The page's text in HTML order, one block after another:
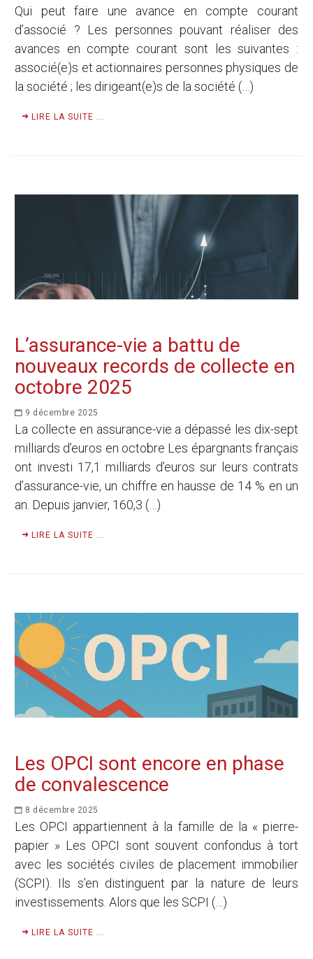
Qui peut faire une avance en compte courant
d’associé ? Les personnes pouvant réaliser des
avances en compte courant sont les suivantes :
associé(e)s et actionnaires personnes physiques de
la société ; les dirigeant(e)s de la société (…)
LIRE LA SUITE ...
L’assurance-vie a battu de
nouveaux records de collecte en
octobre 2025
9 décembre 2025
La collecte en assurance-vie a dépassé les dix-sept
milliards d’euros en octobre Les épargnants français
ont investi 17,1 milliards d’euros sur leurs contrats
d’assurance-vie, un chiffre en hausse de 14 % en un
an. Depuis janvier, 160,3 (…)
LIRE LA SUITE ...
Les OPCI sont encore en phase
de convalescence
8 décembre 2025
Les OPCI appartiennent à la famille de la « pierre-
papier » Les OPCI sont souvent confondus à tort
avec les sociétés civiles de placement immobilier
(SCPI). Ils s’en distinguent par la nature de leurs
investissements. Alors que les SCPI (…)
LIRE LA SUITE ...